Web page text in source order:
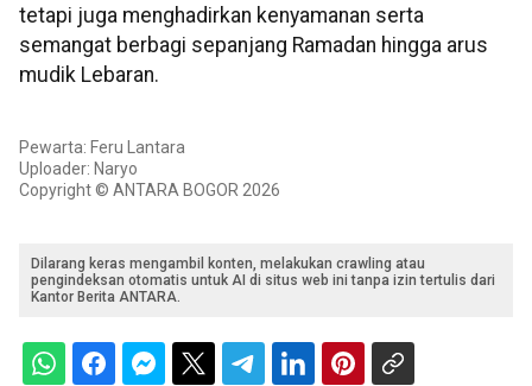
tetapi juga menghadirkan kenyamanan serta
semangat berbagi sepanjang Ramadan hingga arus
mudik Lebaran.
Pewarta: Feru Lantara
Uploader: Naryo
Copyright © ANTARA BOGOR 2026
Dilarang keras mengambil konten, melakukan crawling atau
pengindeksan otomatis untuk AI di situs web ini tanpa izin tertulis dari
Kantor Berita ANTARA.